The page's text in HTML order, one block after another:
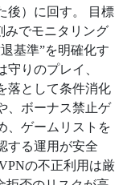
後）に回す。 目標
みでモニタリング
基準”を明確化す
守りのプレイ、
落として条件消化
、ボーナス禁止ゲ
、ゲームリストを
する運用が安全
の不正利用は厳